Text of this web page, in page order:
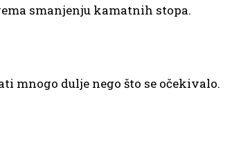
smanjenju kamatnih stopa.
mnogo dulje nego što se očekivalo.